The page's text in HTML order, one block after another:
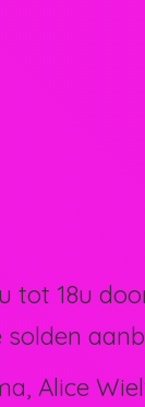
tot 18u
Alice